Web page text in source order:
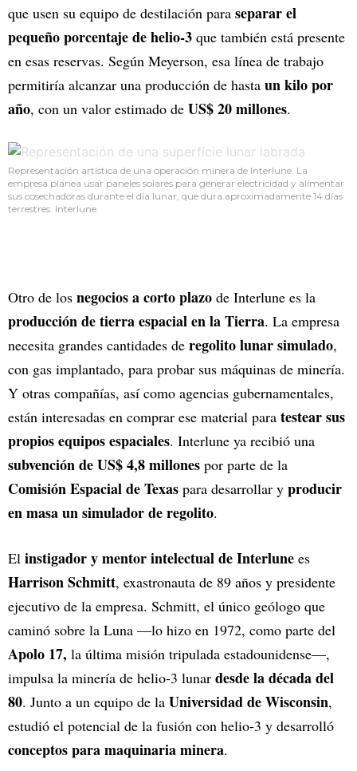
que usen su equipo de destilación para separar el
pequeño porcentaje de helio-3 que también está presente
en esas reservas. Según Meyerson, esa línea de trabajo
permitiría alcanzar una producción de hasta un kilo por
año, con un valor estimado de US$ 20 millones.
Representación artística de una operación minera de Interlune. La
empresa planea usar paneles solares para generar electricidad y alimentar
sus cosechadoras durante el día lunar, que dura aproximadamente 14 días
terrestres. Interlune.
Otro de los negocios a corto plazo de Interlune es la
producción de tierra espacial en la Tierra. La empresa
necesita grandes cantidades de regolito lunar simulado,
con gas implantado, para probar sus máquinas de minería.
Y otras compañías, así como agencias gubernamentales,
están interesadas en comprar ese material para testear sus
propios equipos espaciales. Interlune ya recibió una
subvención de US$ 4,8 millones por parte de la
Comisión Espacial de Texas para desarrollar y producir
en masa un simulador de regolito.
El instigador y mentor intelectual de Interlune es
Harrison Schmitt, exastronauta de 89 años y presidente
ejecutivo de la empresa. Schmitt, el único geólogo que
caminó sobre la Luna —lo hizo en 1972, como parte del
Apolo 17, la última misión tripulada estadounidense—,
impulsa la minería de helio-3 lunar desde la década del
80. Junto a un equipo de la Universidad de Wisconsin,
estudió el potencial de la fusión con helio-3 y desarrolló
conceptos para maquinaria minera.